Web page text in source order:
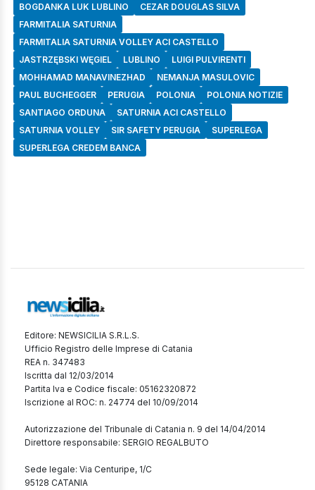
BOGDANKA LUK LUBLINO
CEZAR DOUGLAS SILVA
FARMITALIA SATURNIA
FARMITALIA SATURNIA VOLLEY ACI CASTELLO
JASTRZĘBSKI WĘGIEL
LUBLINO
LUIGI PULVIRENTI
MOHHAMAD MANAVINEZHAD
NEMANJA MASULOVIC
PAUL BUCHEGGER
PERUGIA POLONIA
POLONIA NOTIZIE
SANTIAGO ORDUNA
SATURNIA ACI CASTELLO
SATURNIA VOLLEY
SIR SAFETY PERUGIA
SUPERLEGA
SUPERLEGA CREDEM BANCA
Editore: NEWSICILIA S.R.L.S.
Ufficio Registro delle Imprese di Catania
REA n. 347483
Iscritta dal 12/03/2014
Partita Iva e Codice fiscale: 05162320872
Iscrizione al ROC: n. 24774 del 10/09/2014
Autorizzazione del Tribunale di Catania n. 9 del 14/04/2014
Direttore responsabile: SERGIO REGALBUTO
Sede legale: Via Centuripe, 1/C
95128 CATANIA